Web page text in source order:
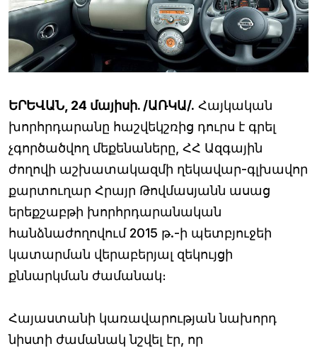
ԵՐԵՎԱՆ, 24 մայիսի. /ԱՌԿԱ/. Հայկական
խորհրդարանը հաշվեկշռից դուրս է գրել
չգործածվող մեքենաները, ՀՀ Ազգային
ժողովի աշխատակազմի ղեկավար-գլխավոր
քարտուղար Հրայր Թովմասյանն ասաց
երեքշաբթի խորհրդարանական
հանձնաժողովում 2015 թ.-ի պետբյուջեի
կատարման վերաբերյալ զեկույցի
քննարկման ժամանակ։
Հայաստանի կառավարության նախորդ
նիստի ժամանակ նշվել էր, որ